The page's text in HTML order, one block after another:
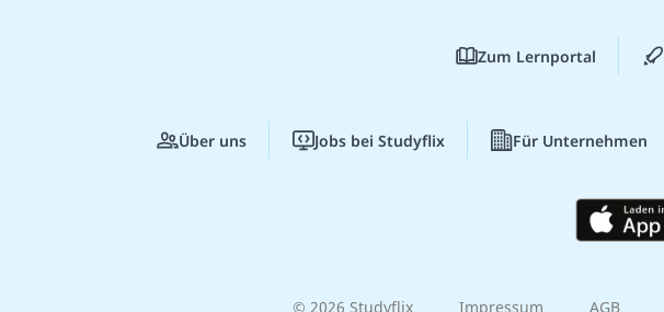
Zum Lernportal
Über uns Jobs bei Studyflix Für Unternehmen
© 2026 Studyflix Impressum AGB